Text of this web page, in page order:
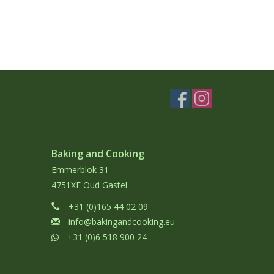
Baking and Cooking
Emmerblok 31
4751XE Oud Gastel
+31 (0)165 44 02 09
info@bakingandcooking.eu
+31 (0)6 518 900 24